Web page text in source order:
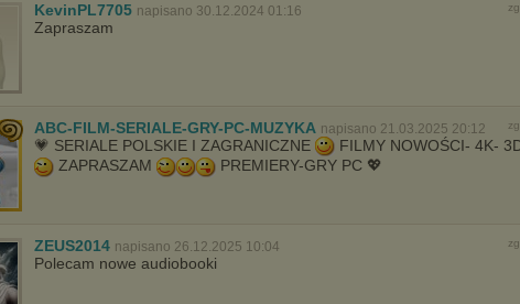
KevinPL7705 napisano 30.12.2024 01:16
Zapraszam
ABC-FILM-SERIALE-GRY-PC-MUZYKA napisano 21.03.2025 20:12
💗 SERIALE POLSKIE I ZAGRANICZNE
FILMY NOWOŚCI- 4K-
ZAPRASZAM
PREMIERY-GRY PC 💖
ZEUS2014 napisano 26.12.2025 10:04
Polecam nowe audiobooki